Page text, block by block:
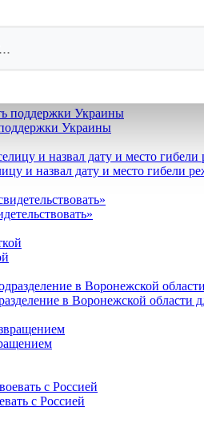
с Россией
Украины
и назвал дату и место гибели
в Воронежской области
с Россией